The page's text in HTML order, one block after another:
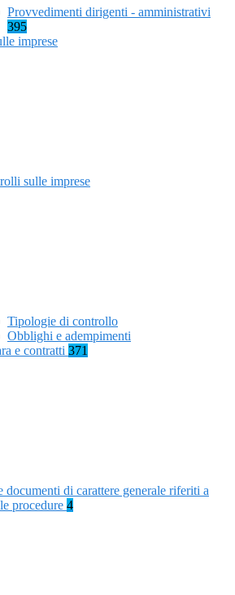
Provvedimenti dirigenti - amministrativi
395
imprese
sulle imprese
Tipologie di controllo
Obblighi e adempimenti
e contratti 371
documenti di carattere generale riferiti a
procedure 4